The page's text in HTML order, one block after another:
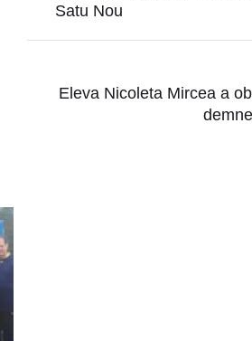
Satu Nou
Eleva Nicoleta Mircea a